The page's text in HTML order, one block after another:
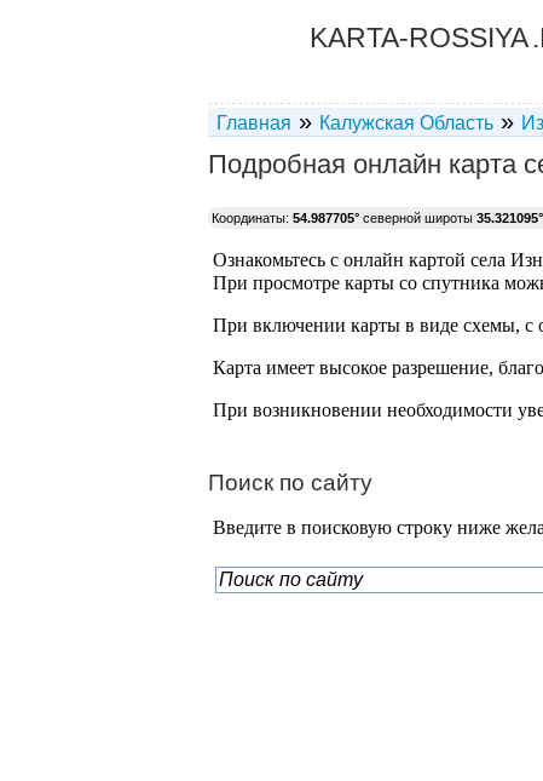
KARTA-ROSSIYA
Главная » Калужская Область »
Подробная онлайн карта
Координаты: 54.987705° северной широты 35.321095°
Ознакомьтесь с онлайн картой села
При просмотре карты со спутника
При включении карты в виде схемы, с
Карта имеет высокое разрешение,
При возникновении необходимости
Поиск по сайту
Введите в поисковую строку ниже